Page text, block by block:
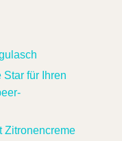
für Ihren
Zitronencreme